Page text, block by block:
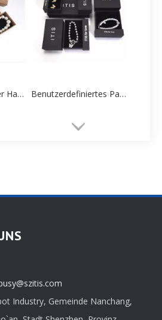
Benutzerdefinierter Halskette Boxlieferant Benutzerdefiniertes Papier Halskette Box Hersteller
Industry, Gemeinde Nanchang,